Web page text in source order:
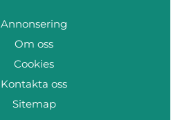
Annonsering
Om oss
Cookies
Kontakta oss
Sitemap